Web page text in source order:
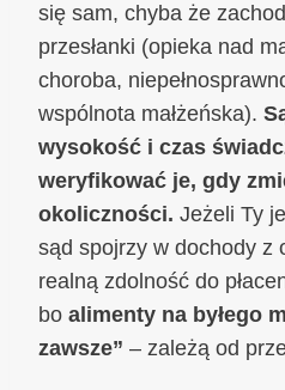
się sam, chyba że
przesłanki (opieka nad
choroba,
wspólnota małżeńska).
wysokość i czas
weryfikować je, gdy
okoliczności. Jeżeli Ty
sąd spojrzy w dochody z
realną zdolność do
bo alimenty na byłego
zawsze” – zależą od